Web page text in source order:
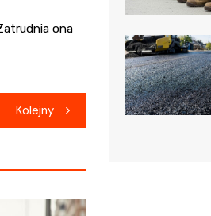
ona
Kolejny